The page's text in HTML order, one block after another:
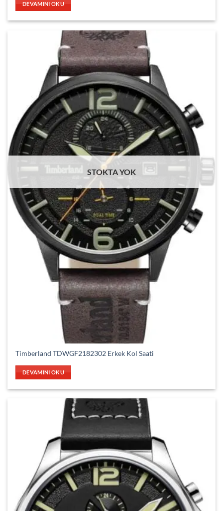
DEVAMINI OKU
STOKTA YOK
Timberland TDWGF2182302 Erkek Kol Saati
DEVAMINI OKU